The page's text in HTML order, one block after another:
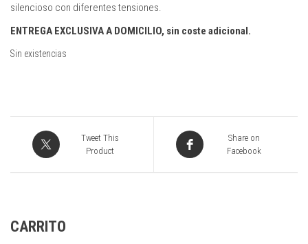
silencioso con diferentes tensiones.
ENTREGA EXCLUSIVA A DOMICILIO, sin coste adicional.
Sin existencias
Tweet This
Product
Share on
Facebook
CARRITO